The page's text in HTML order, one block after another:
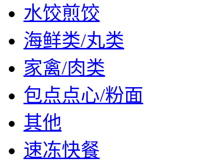
水饺煎饺
海鲜类/丸类
家禽/肉类
包点点心/粉面
其他
速冻快餐